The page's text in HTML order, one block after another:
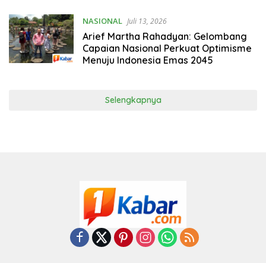
NASIONAL Juli 13, 2026
Arief Martha Rahadyan: Gelombang
Capaian Nasional Perkuat Optimisme
Menuju Indonesia Emas 2045
Selengkapnya